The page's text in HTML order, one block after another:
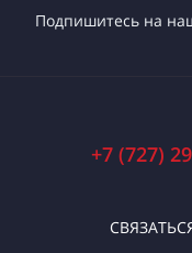
Подпишитесь на
+7 (727)